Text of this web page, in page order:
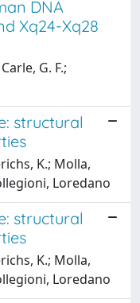
DNA
Xq24-Xq28
G. F.;
structural
K.; Molla,
Loredano
structural
K.; Molla,
Loredano